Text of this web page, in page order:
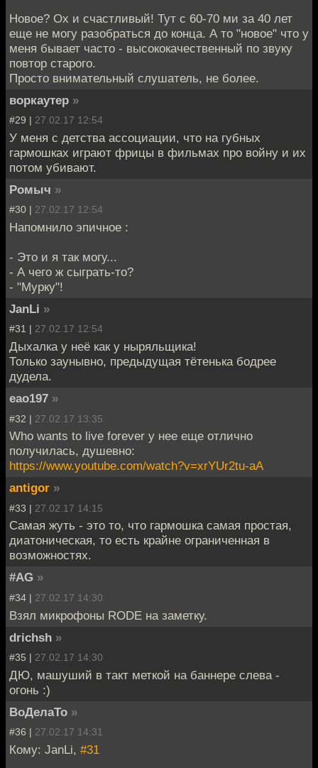
Новое? Ох и счастливый! Тут с 60-70 ми за 40 лет
еще не могу разобраться до конца. А то "новое" что у
меня бывает часто - высококачественный по звуку
повтор старого.
Просто внимательный слушатель, не более.
воркаутер »
#29 | 27.02.17 12:54
У меня с детства ассоциации, что на губных
гармошках играют фрицы в фильмах про войну и их
потом убивают.
Ромыч »
#30 | 27.02.17 12:54
Напомнило эпичное :
- Это и я так могу...
- А чего ж сыграть-то?
- "Мурку"!
JanLi »
#31 | 27.02.17 12:54
Дыхалка у неё как у ныряльщика!
Только заунывно, предыдущая тётенька бодрее
дудела.
eao197 »
#32 | 27.02.17 13:35
Who wants to live forever у нее еще отлично
получилась, душевно:
https://www.youtube.com/watch?v=xrYUr2tu-aA
antigor »
#33 | 27.02.17 14:15
Самая жуть - это то, что гармошка самая простая,
диатоническая, то есть крайне ограниченная в
возможностях.
#AG »
#34 | 27.02.17 14:30
Взял микрофоны RODE на заметку.
drichsh »
#35 | 27.02.17 14:30
ДЮ, машуший в такт меткой на баннере слева -
огонь :)
ВоДелаТо »
#36 | 27.02.17 14:31
Кому: JanLi, #31